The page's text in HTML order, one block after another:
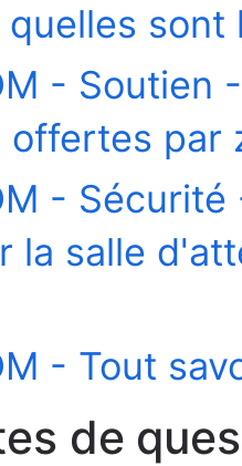
sont
- Soutien
par
-
la salle
- Tout
de